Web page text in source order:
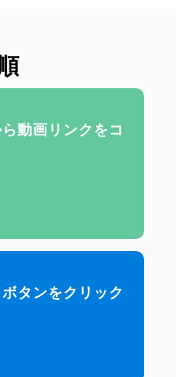
動画リンクをコ
タンをクリック